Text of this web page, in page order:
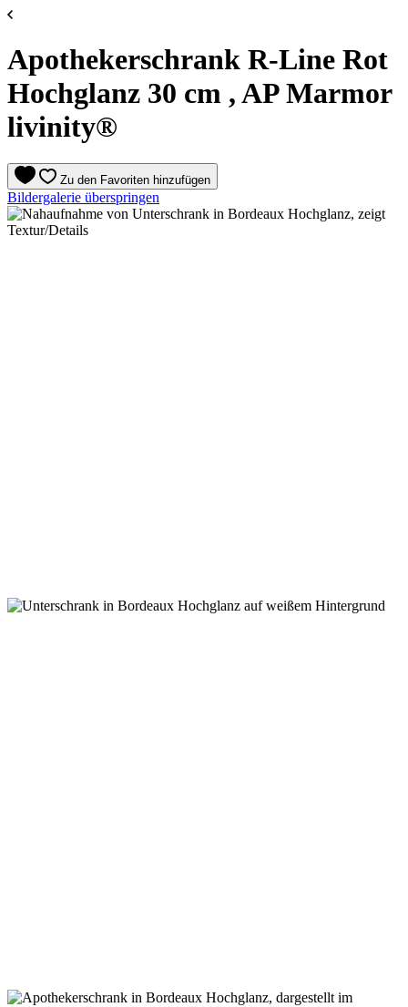
Apothekerschrank R-Line Rot
Hochglanz 30 cm , AP Marmor
livinity®
Zu den Favoriten hinzufügen
Bildergalerie überspringen